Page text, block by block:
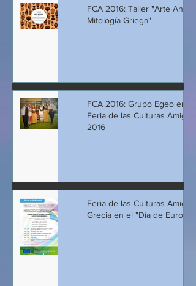
FCA 2016: Taller "Arte
Mitología Griega"
FCA 2016: Grupo Egeo en la
Feria de las Culturas Amigas
2016
Feria de las Culturas Amigas:
Grecia en el "Día de Europa"